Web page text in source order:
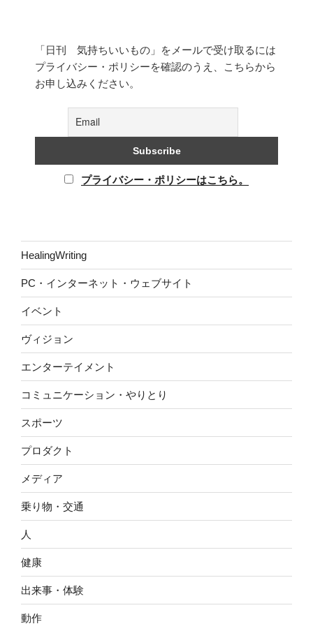
「日刊 気持ちいいもの」をメールで受け取るには
プライバシー・ポリシーを確認のうえ、こちらから
お申し込みください。
プライバシー・ポリシーはこちら。
HealingWriting
PC・インターネット・ウェブサイト
イベント
ヴィジョン
エンターテイメント
コミュニケーション・やりとり
スポーツ
プロダクト
メディア
乗り物・交通
人
健康
出来事・体験
動作